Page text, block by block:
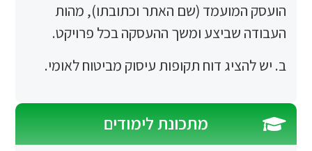
(שם האתר וכתובתו), מהות
ומשך ההעסקה בכל פרויקט.
דוח תקופות עיסוק מביטוח לאומי.
מתכונת לימודים